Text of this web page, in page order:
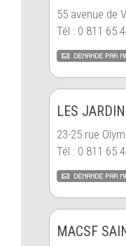
55 avenue de
Tél : 0 811 65
LES
23-25 rue
Tél : 0 811 65
MACSF